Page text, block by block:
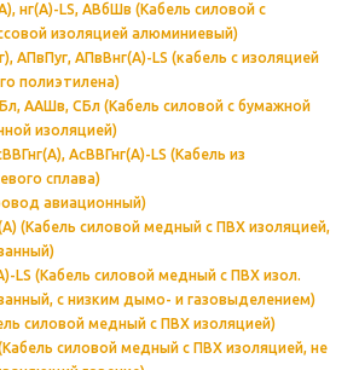
нг(А)-LS, АВбШв (Кабель силовой с
изоляцией алюминиевый)
АПвПуг, АПвВнг(А)-LS (кабель с изоляцией
полиэтилена)
ААШв, СБл (Кабель силовой с бумажной
изоляцией)
АсВВГнг(А)-LS (Кабель из
сплава)
авиационный)
(Кабель силовой медный с ПВХ изоляцией,
LS (Кабель силовой медный с ПВХ изол.
с низким дымо- и газовыделением)
силовой медный с ПВХ изоляцией)
силовой медный с ПВХ изоляцией, не